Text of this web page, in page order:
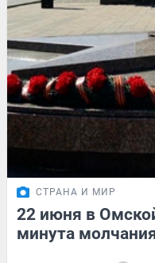
СТРАНА И МИР
22 июня в
минута